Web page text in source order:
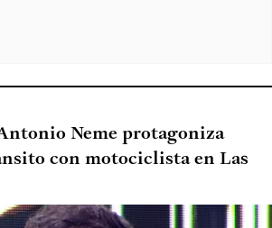
Neme protagoniza
con motociclista en Las